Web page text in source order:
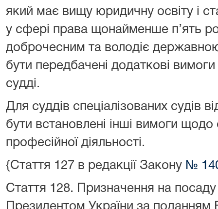
який має вищу юридичну освіту і
у сфері права щонайменше п’ять
доброчесним та володіє
бути передбачені додаткові
судді.
Для суддів спеціалізованих судів
бути встановлені інші вимоги щодо
професійної діяльності.
{Стаття 127 в редакції Закону №
Стаття 128. Призначення на посаду
Президентом України за